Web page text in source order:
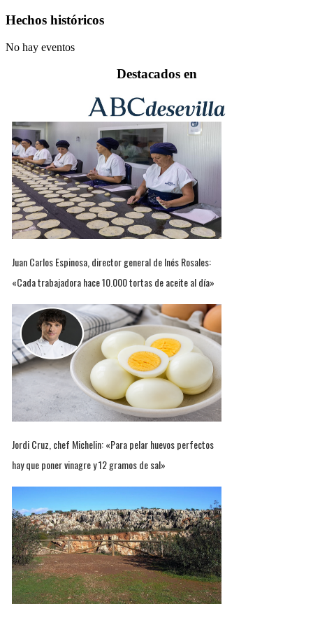
Hechos históricos
No hay eventos
Destacados en
Juan Carlos Espinosa, director general de Inés Rosales:
«Cada trabajadora hace 10.000 tortas de aceite al día»
Jordi Cruz, chef Michelin: «Para pelar huevos perfectos
hay que poner vinagre y 12 gramos de sal»